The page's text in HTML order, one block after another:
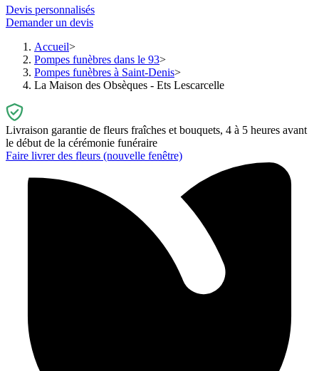
Devis personnalisés
Demander un devis
Accueil
Pompes funèbres dans le 93
Pompes funèbres à Saint-Denis
La Maison des Obsèques - Ets Lescarcelle
Livraison garantie de fleurs fraîches et bouquets, 4 à 5 heures avant
le début de la cérémonie funéraire
Faire livrer des fleurs (nouvelle fenêtre)